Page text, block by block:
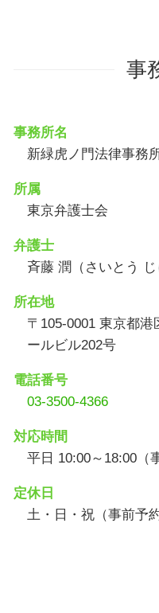
事
事務所名
新緑虎ノ門法律事務
所属
東京弁護士会
弁護士
斉藤 潤（さいとう じ
所在地
〒105-0001 東京都
ールビル202号
電話番号
03-3500-4366
対応時間
平日 10:00～18:00（
定休日
土・日・祝（事前予